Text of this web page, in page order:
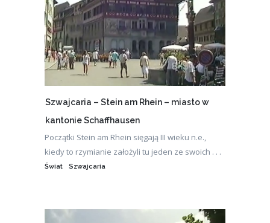
Szwajcaria – Stein am Rhein – miasto w
kantonie Schaffhausen
Początki Stein am Rhein sięgają III wieku n.e.,
kiedy to rzymianie założyli tu jeden ze swoich . . .
Świat Szwajcaria